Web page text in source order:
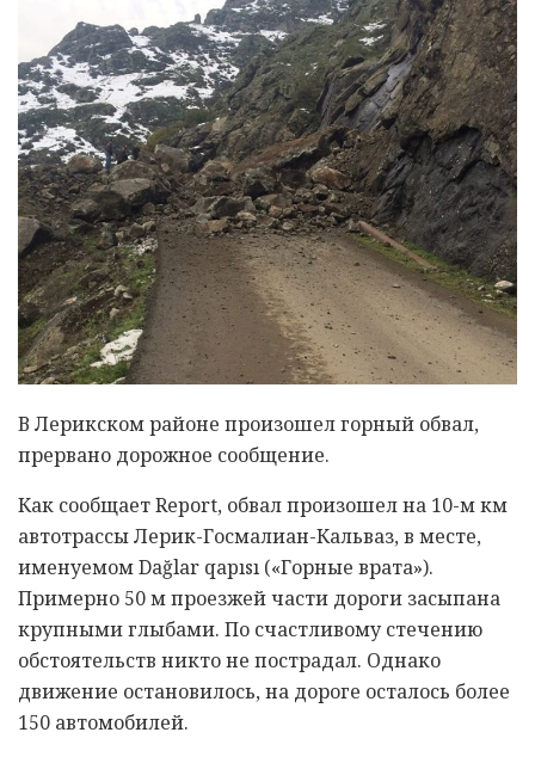
В Лерикском районе произошел горный обвал,
прервано дорожное сообщение.
Как сообщает Report, обвал произошел на 10-м км
автотрассы Лерик-Госмалиан-Кальваз, в месте,
именуемом Dağlar qapısı («Горные врата»).
Примерно 50 м проезжей части дороги засыпана
крупными глыбами. По счастливому стечению
обстоятельств никто не пострадал. Однако
движение остановилось, на дороге осталось более
150 автомобилей.